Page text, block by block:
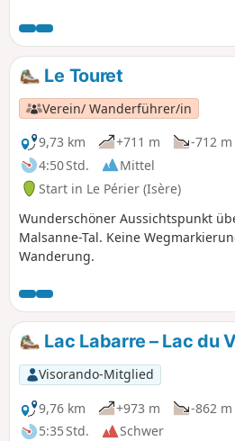
lange Route mit großem
Höhenunterschied, aber ohne
technische Schwierigkeiten. All dies
ein außergewöhnliches Panorama
den Vercors, den Dévoluy und die
umliegenden Berge in
Farben.
Le Touret
Verein/ Wanderführer/in
9,73 km
+711 m
-712 m
4:50 Std.
Mittel
Start in Le Périer (Isère)
Wunderschöner Aussichtspunkt
Malsanne-Tal. Keine
Wanderung.
Lac Labarre – Lac du
Visorando-Mitglied
9,76 km
+973 m
-862 m
5:35 Std.
Schwer